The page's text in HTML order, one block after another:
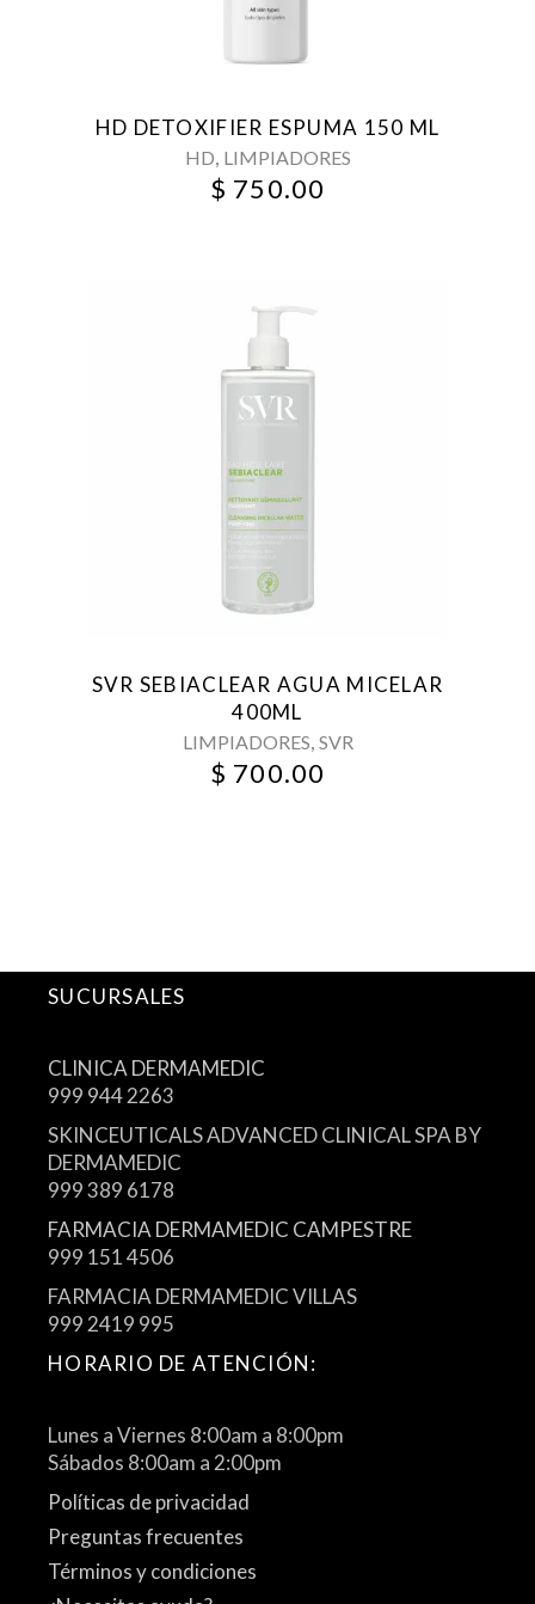
HD DETOXIFIER ESPUMA 150 ML
HD, LIMPIADORES
$ 750.00
SVR SEBIACLEAR AGUA MICELAR
400ML
LIMPIADORES, SVR
$ 700.00
SUCURSALES
CLINICA DERMAMEDIC
999 944 2263
SKINCEUTICALS ADVANCED CLINICAL SPA BY
DERMAMEDIC
999 389 6178
FARMACIA DERMAMEDIC CAMPESTRE
999 151 4506
FARMACIA DERMAMEDIC VILLAS
999 2419 995
HORARIO DE ATENCIÓN:
Lunes a Viernes 8:00am a 8:00pm
Sábados 8:00am a 2:00pm
Políticas de privacidad
Preguntas frecuentes
Términos y condiciones